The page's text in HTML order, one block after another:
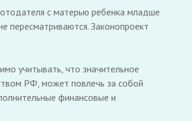
с матерью ребенка младше
пересматриваются. Законопроект
учитывать, что значительное
РФ, может повлечь за собой
финансовые и